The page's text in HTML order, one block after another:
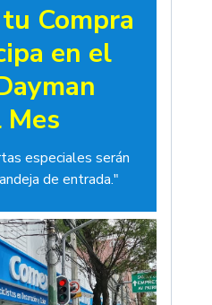
Compra
en el
especiales serán
de entrada."